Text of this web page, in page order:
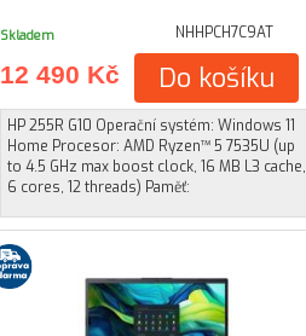
Skladem NHHPCH7C9AT
12 490 Kč Do košíku
HP 255R G10 Operační systém: Windows 11
Home Procesor: AMD Ryzen™ 5 7535U (up
to 4.5 GHz max boost clock, 16 MB L3 cache,
6 cores, 12 threads) Paměť: